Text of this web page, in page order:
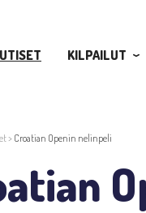
KILPAILUT
> Croatian Openin nelinpeli